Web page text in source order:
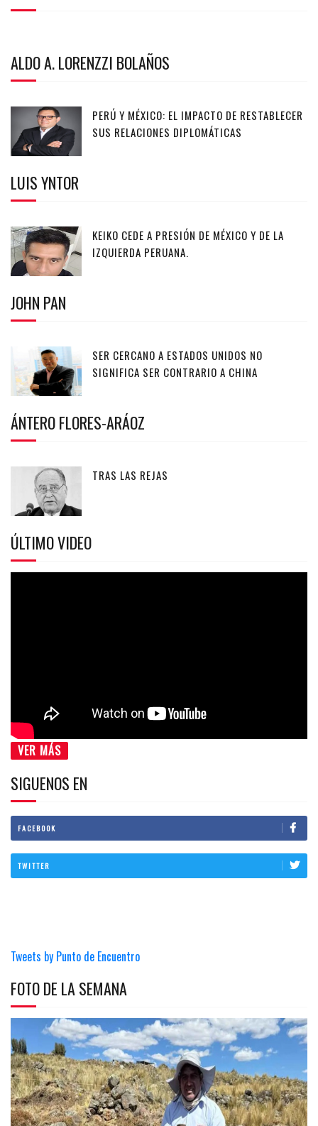
ALDO A. LORENZZI BOLAÑOS
PERÚ Y MÉXICO: EL IMPACTO DE RESTABLECER
SUS RELACIONES DIPLOMÁTICAS
LUIS YNTOR
KEIKO CEDE A PRESIÓN DE MÉXICO Y DE LA
IZQUIERDA PERUANA.
JOHN PAN
SER CERCANO A ESTADOS UNIDOS NO
SIGNIFICA SER CONTRARIO A CHINA
ÁNTERO FLORES-ARÁOZ
TRAS LAS REJAS
ÚLTIMO VIDEO
VER MÁS
SIGUENOS EN
FACEBOOK
TWITTER
Tweets by Punto de Encuentro
FOTO DE LA SEMANA